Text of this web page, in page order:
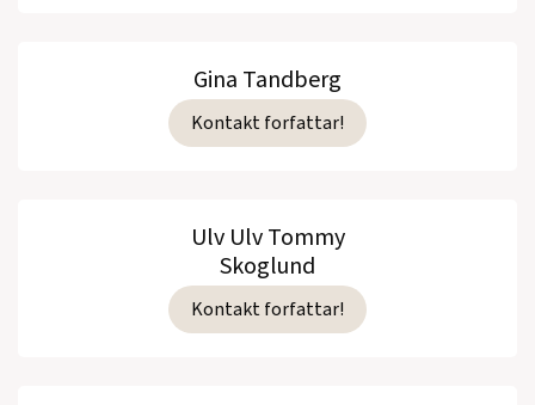
Gina Tandberg
Kontakt forfattar!
Ulv Ulv Tommy
Skoglund
Kontakt forfattar!